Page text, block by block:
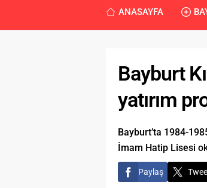
ANASAYFA
Bayburt
yatırım
Bayburt’ta 1984-
İmam Hatip Lisesi
Paylaş